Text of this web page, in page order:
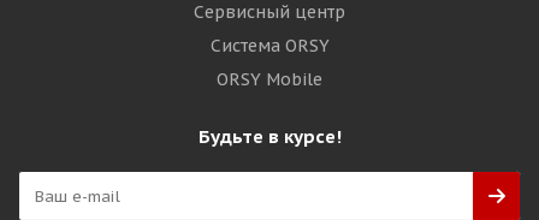
Сервисный центр
Система ORSY
ORSY Mobile
Будьте в курсе!